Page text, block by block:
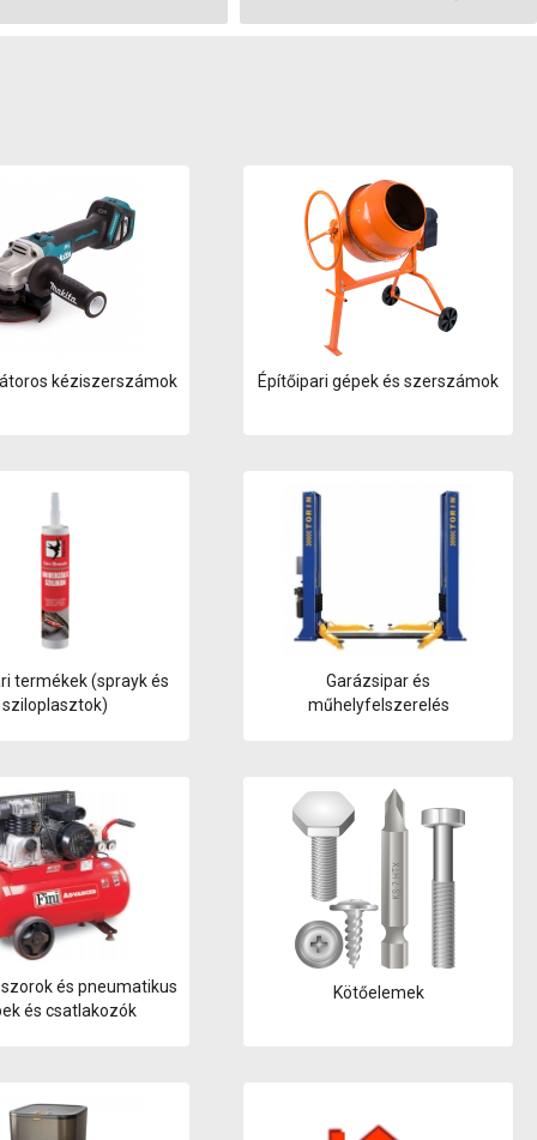
kéziszerszámok Építőipari gépek és szerszámok
termékek (sprayk és
sziloplasztok)
Garázsipar és
műhelyfelszerelés
és pneumatikus
és csatlakozók
Kötőelemek